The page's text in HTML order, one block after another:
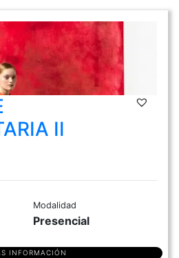
II
Modalidad
Presencial
INFORMACIÓN